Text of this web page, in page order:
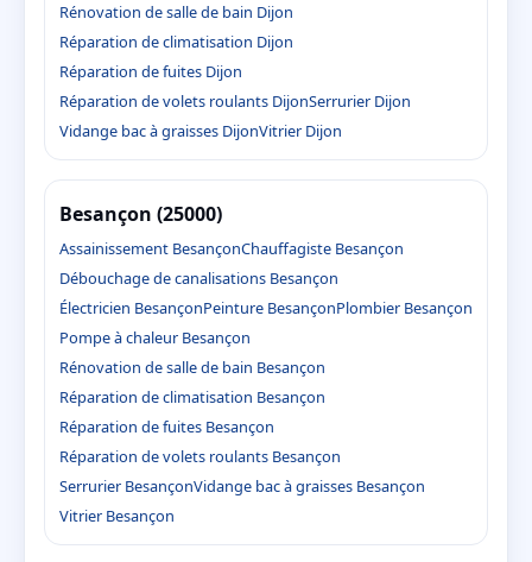
Rénovation de salle de bain Dijon
Réparation de climatisation Dijon
Réparation de fuites Dijon
Réparation de volets roulants DijonSerrurier Dijon
Vidange bac à graisses DijonVitrier Dijon
Besançon (25000)
Assainissement BesançonChauffagiste Besançon
Débouchage de canalisations Besançon
Électricien BesançonPeinture BesançonPlombier Besançon
Pompe à chaleur Besançon
Rénovation de salle de bain Besançon
Réparation de climatisation Besançon
Réparation de fuites Besançon
Réparation de volets roulants Besançon
Serrurier BesançonVidange bac à graisses Besançon
Vitrier Besançon